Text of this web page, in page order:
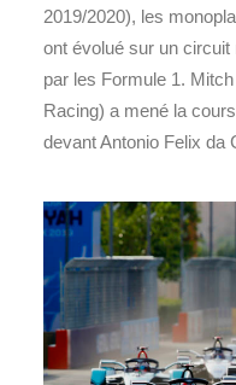
2019/2020), les
ont évolué sur un
par les Formule 1.
Racing) a mené la
devant Antonio Felix